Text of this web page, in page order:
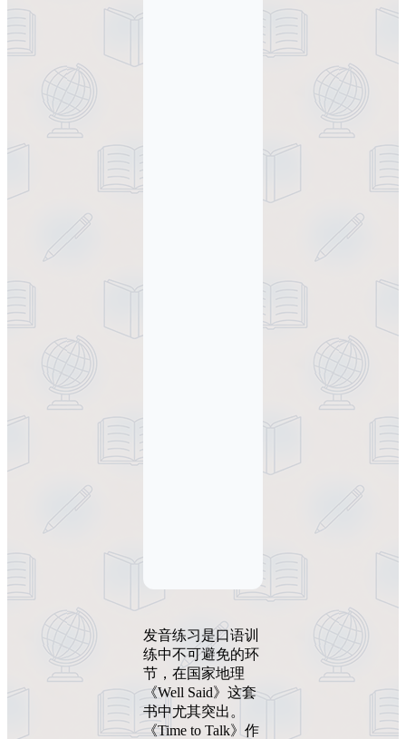
发音练习是口语训
练中不可避免的环
节，在国家地理
《Well Said》这套
书中尤其突出。
《Time to Talk》作